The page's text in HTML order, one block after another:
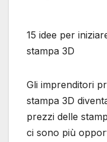
15 idee per
stampa 3D
Gli imprenditori
stampa 3D
prezzi delle
ci sono più